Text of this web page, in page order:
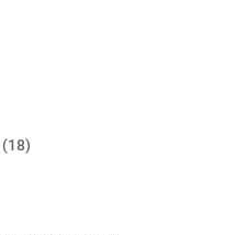
1818